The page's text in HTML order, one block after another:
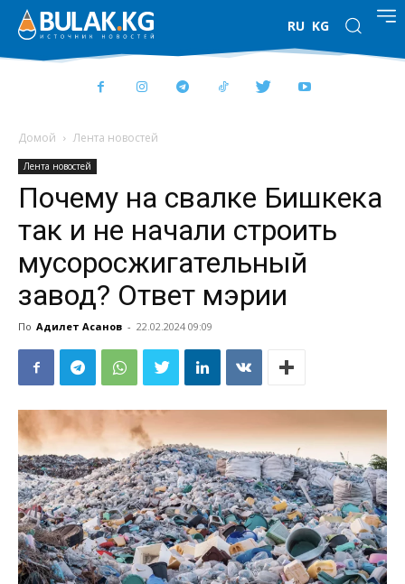
RU KG
Домой Лента новостей
Лента новостей
Почему на свалке Бишкека
так и не начали строить
мусоросжигательный
завод? Ответ мэрии
По Адилет Асанов - 22.02.2024 09:09